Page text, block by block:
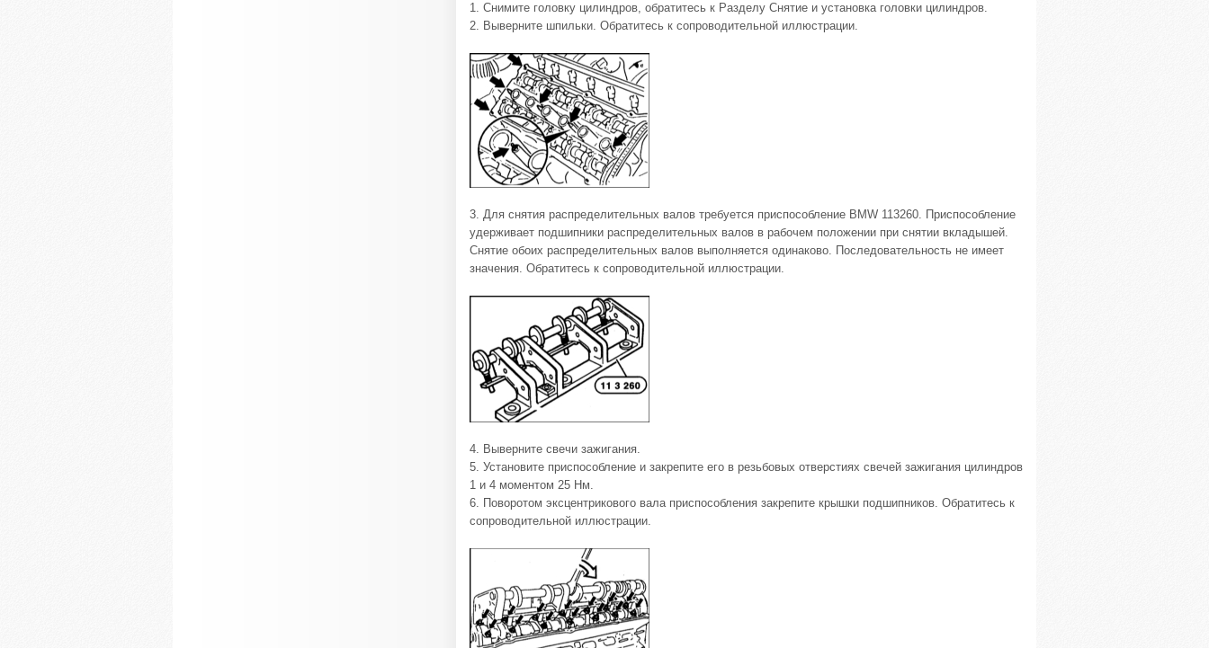
1. Снимите головку цилиндров, обратитесь к Разделу Снятие и установка головки цилиндров.
2. Выверните шпильки. Обратитесь к сопроводительной иллюстрации.
3. Для снятия распределительных валов требуется приспособление BMW 113260. Приспособление
удерживает подшипники распределительных валов в рабочем положении при снятии вкладышей.
Снятие обоих распределительных валов выполняется одинаково. Последовательность не имеет
значения. Обратитесь к сопроводительной иллюстрации.
4. Выверните свечи зажигания.
5. Установите приспособление и закрепите его в резьбовых отверстиях свечей зажигания цилиндров
1 и 4 моментом 25 Нм.
6. Поворотом эксцентрикового вала приспособления закрепите крышки подшипников. Обратитесь к
сопроводительной иллюстрации.